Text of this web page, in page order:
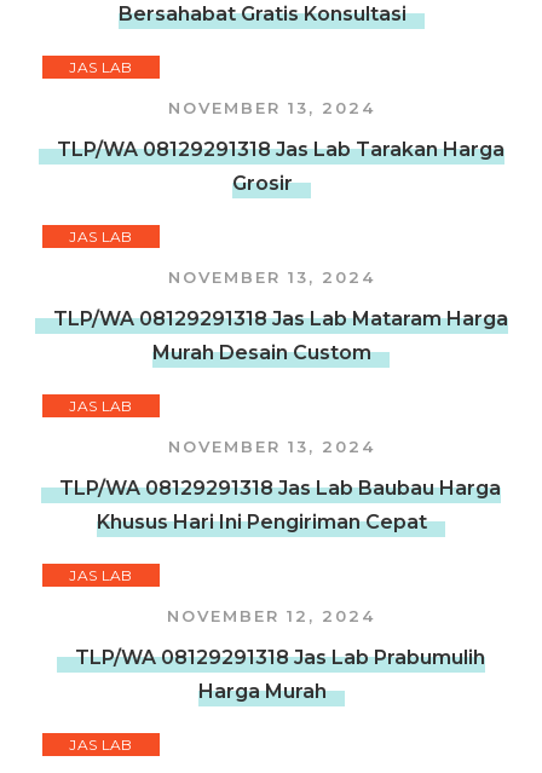
Bersahabat Gratis Konsultasi
JAS LAB
NOVEMBER 13, 2024
TLP/WA 08129291318 Jas Lab Tarakan Harga
Grosir
JAS LAB
NOVEMBER 13, 2024
TLP/WA 08129291318 Jas Lab Mataram Harga
Murah Desain Custom
JAS LAB
NOVEMBER 13, 2024
TLP/WA 08129291318 Jas Lab Baubau Harga
Khusus Hari Ini Pengiriman Cepat
JAS LAB
NOVEMBER 12, 2024
TLP/WA 08129291318 Jas Lab Prabumulih
Harga Murah
JAS LAB